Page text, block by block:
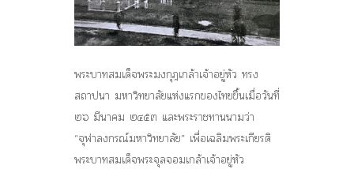
พระบาทสมเด็จพระมงกุฎเกล้าเจ้าอยู่หัว ทรง
สถาปนา มหาวิทยาลัยแห่งแรกของไทยขึ้นเมื่อวันที่
๒๖ มีนาคม ๒๔๕๓ และพระราชทานนามว่า
“จุฬาลงกรณ์มหาวิทยาลัย” เพื่อเฉลิมพระเกียรติ
พระบาทสมเด็จพระจุลจอมเกล้าเจ้าอยู่หัว